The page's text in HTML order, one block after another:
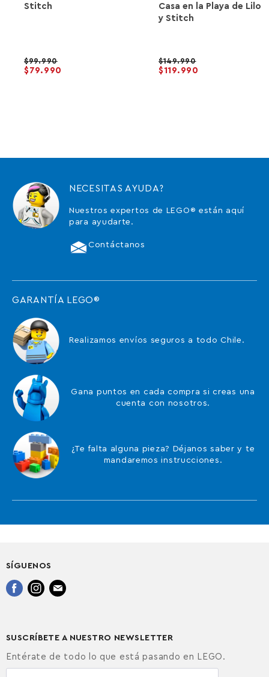
Stitch
99.990
79.990
Casa en la Playa de Lilo
y Stitch
149.990
119.990
NECESITAS AYUDA?
Nuestros expertos de LEGO® están aquí
para ayudarte.
Contáctanos
GARANTÍA LEGO®
Realizamos envíos seguros a todo Chile.
Gana puntos en cada compra si creas una
cuenta con nosotros.
¿Te falta alguna pieza? Déjanos saber y te
mandaremos instrucciones.
SÍGUENOS
Encuéntrenos
Encuéntrenos
Encuéntrenos
SUSCRÍBETE A NUESTRO NEWSLETTER
Entérate de todo lo que está pasando en LEGO.